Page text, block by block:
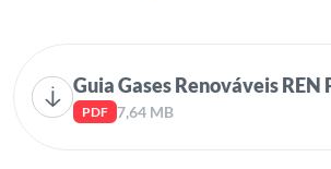
Guia Gases Renováveis REN
PDF 7,64 MB